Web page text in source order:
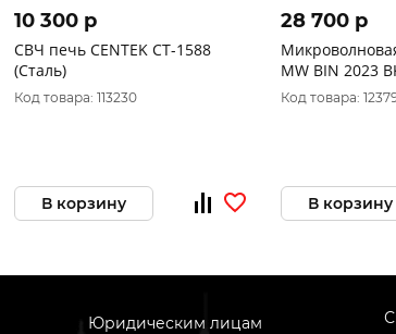
10 300 p
СВЧ печь CENTEK CT-1588
(Сталь)
Код товара: 113230
В корзину
28 700 p
MW BIN 2023
Код товара:
В корзину
Юридическим лицам